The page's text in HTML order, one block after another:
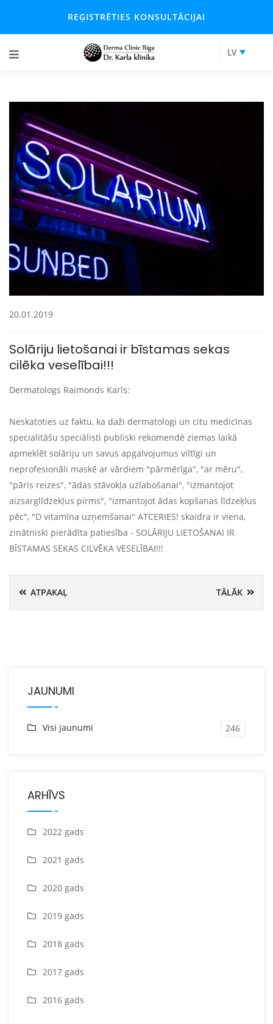
REĢISTRĒTIES KONSULTĀCIJAI
LV
20.01.2019
Solāriju lietošanai ir bīstamas sekas
cilēka veselībai!!!
Dermatologs Raimonds Karls:
Neskatoties uz faktu, ka daži dermatologi un citu medicīnas
specialitāšu speciālisti publiski rekomendē ziemas laikā
apmeklēt solāriju un savus apgalvojumus viltīgi un
neprofesionāli maskē ar vārdiem "pārmērīga", "ar mēru",
"pāris reizes", "ādas stāvokļa uzlabošanai", "izmantojot
aizsarglīdzekļus pirms", "izmantojot ādas kopšanas līdzeķlus
pēc", "D vitamīna uzņemšanai" ATCERIES! skaidra ir viena,
zinātniski pierādīta patiesība - SOLĀRIJU LIETOŠANAI IR
BĪSTAMAS SEKAS CILVĒKA VESELĪBAI!!!
ATPAKAĻ TĀLĀK
JAUNUMI
Visi jaunumi 246
ARHĪVS
2022 gads
2021 gads
2020 gads
2019 gads
2018 gads
2017 gads
2016 gads